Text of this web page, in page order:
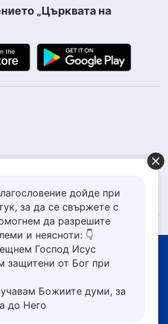
„Църквата на
Църквата на Всемогъщия
дойде при
за да се свържете с
да разрешите
и неясноти: 👇
Господ Исус
защитени от Бог при
Божиите думи, за
до Него